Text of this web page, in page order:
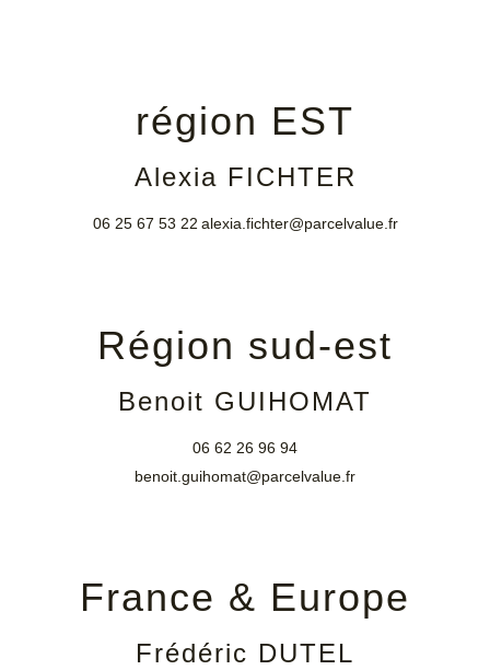
région EST
Alexia FICHTER
06 25 67 53 22 alexia.fichter@parcelvalue.fr
Région sud-est
Benoit GUIHOMAT
06 62 26 96 94
benoit.guihomat@parcelvalue.fr
France & Europe
Frédéric DUTEL